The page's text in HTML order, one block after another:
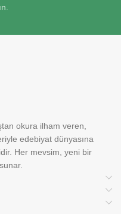
okura ilham veren,
edebiyat dünyasına
Her mevsim, yeni bir